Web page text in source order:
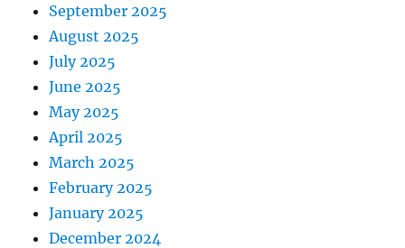
September 2025
August 2025
July 2025
June 2025
May 2025
April 2025
March 2025
February 2025
January 2025
December 2024